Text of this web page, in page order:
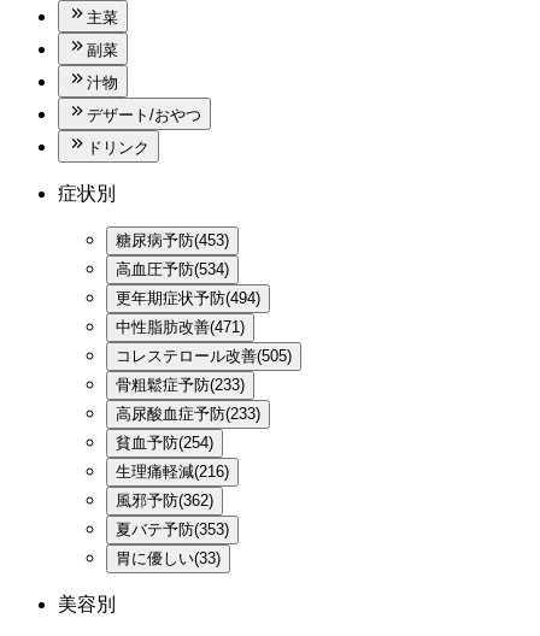
主菜
副菜
汁物
デザート/おやつ
ドリンク
症状別
糖尿病予防(453)
高血圧予防(534)
更年期症状予防(494)
中性脂肪改善(471)
コレステロール改善(505)
骨粗鬆症予防(233)
高尿酸血症予防(233)
貧血予防(254)
生理痛軽減(216)
風邪予防(362)
夏バテ予防(353)
胃に優しい(33)
美容別